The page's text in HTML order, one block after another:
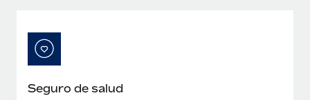
Seguro de salud